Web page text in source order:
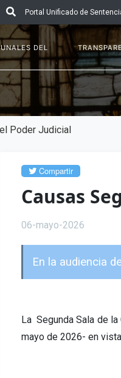
Portal Unificado de
DEL
Poder Judicial
Compartir
Causas
06-mayo-2026
En la audiencia
La Segunda Sala de
mayo de 2026- en